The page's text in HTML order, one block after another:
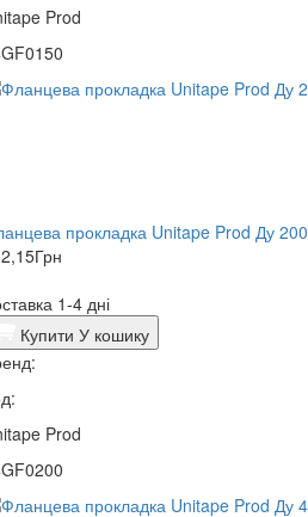
Prod
прокладка Unitape Prod Ду 200
Грн
1-4 дні
Купити У кошику
Prod